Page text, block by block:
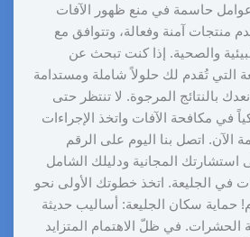
عوامل حاسمة في منع ظهور الآفات
منتجات آمنة وفعالة، وتتوافق مع
والصحية. إذا كنت تبحث عن
التي تُقدم لك حلولاً شاملة ومستدامة
بالنتائج المرجوة. لا تنتظر حتى
في مكافحة الآفات واتخذ الإجراءات
الآن. اتصل بنا اليوم على الرقم
على استشارتك المجانية ودليلك الشامل
في الجليعة. اتخذ خطوتك الأولى نحو
حماية سكان الجليعة: أساليب حديثة
الحشرات. في ظلّ الاهتمام المتزايد